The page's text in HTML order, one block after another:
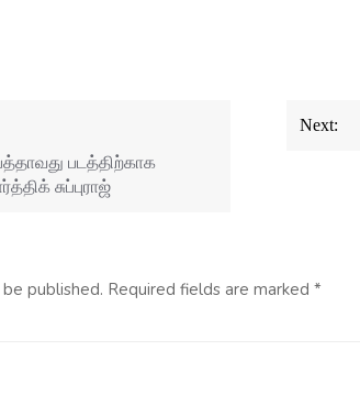
படத்திற்காக
சுப்புராஜ்
Next:
published. Required fields are marked *